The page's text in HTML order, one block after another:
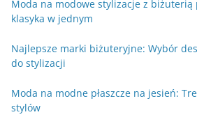
Moda na modowe stylizacje z biżuterią
klasyka w jednym
Najlepsze marki biżuteryjne: Wybór
do stylizacji
Moda na modne płaszcze na jesień:
stylów